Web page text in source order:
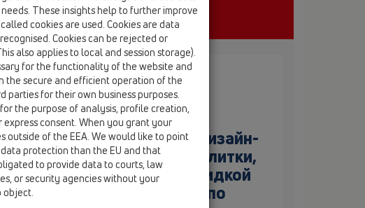
в комплект входит дизайн-
для керамической плитки,
комплект для жидкой
уголки для регулировки по
These insights help to further improve
cookies are used. Cookies are data
Cookies can be rejected or
also applies to local and session storage).
for the functionality of the website and
the secure and efficient operation of the
parties for their own business purposes.
the purpose of analysis, profile creation,
consent. When you grant your
outside of the EEA. We would like to point
protection than the EU and that
to provide data to courts, law
or security agencies without your
object.